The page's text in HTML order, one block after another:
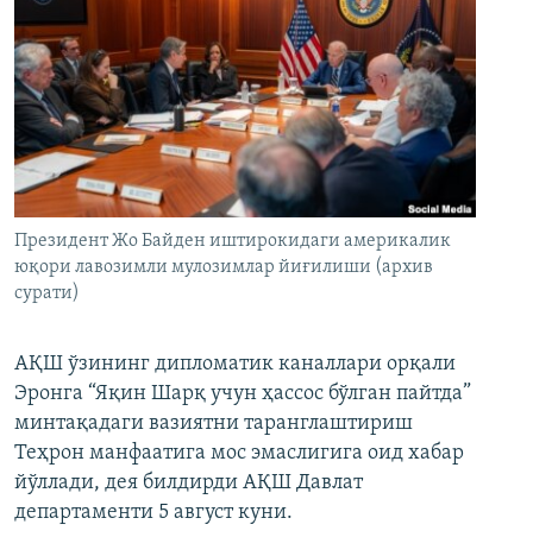
Озодлик бошқа тилларда
Президент Жо Байден иштирокидаги америкалик
юқори лавозимли мулозимлар йиғилиши (архив
сурати)
АҚШ ўзининг дипломатик каналлари орқали
Эронга “Яқин Шарқ учун ҳассос бўлган пайтда”
минтақадаги вазиятни таранглаштириш
Теҳрон манфаатига мос эмаслигига оид хабар
йўллади, дея билдирди АҚШ Давлат
департаменти 5 август куни.